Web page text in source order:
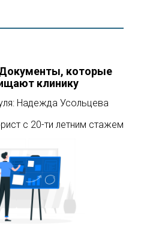
которые
клинику
Надежда Усольцева
с 20-ти летним стажем